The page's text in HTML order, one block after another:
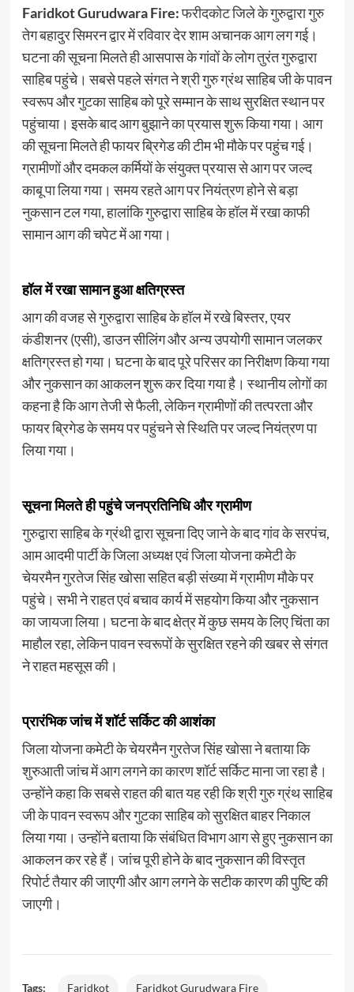
Faridkot Gurudwara Fire:फरीदकोटजिले के गुरुद्वारा गुरु
तेग बहादुर सिमरन द्वार में रविवार देर शाम अचानक आग लग गई।
घटना की सूचना मिलते ही आसपास के गांवों के लोग तुरंत गुरुद्वारा
साहिब पहुंचे। सबसे पहले संगत ने श्री गुरु ग्रंथ साहिब जी के पावन
स्वरूप और गुटका साहिब को पूरे सम्मान के साथ सुरक्षित स्थान पर
पहुंचाया। इसके बाद आग बुझाने का प्रयास शुरू किया गया। आग
की सूचना मिलते ही फायर ब्रिगेड की टीम भी मौके पर पहुंच गई।
ग्रामीणों और दमकल कर्मियों के संयुक्त प्रयास से आग पर जल्द
काबू पा लिया गया। समय रहते आग पर नियंत्रण होने से बड़ा
नुकसान टल गया, हालांकि गुरुद्वारा साहिब के हॉल में रखा काफी
सामान आग की चपेट में आ गया।
हॉल में रखा सामान हुआ क्षतिग्रस्त
आग की वजह से गुरुद्वारा साहिब के हॉल में रखे बिस्तर, एयर
कंडीशनर (एसी), डाउन सीलिंग और अन्य उपयोगी सामान जलकर
क्षतिग्रस्त हो गया। घटना के बाद पूरे परिसर का निरीक्षण किया गया
और नुकसान का आकलन शुरू कर दिया गया है। स्थानीय लोगों का
कहना है कि आग तेजी से फैली, लेकिन ग्रामीणों की तत्परता और
फायर ब्रिगेड के समय पर पहुंचने से स्थिति पर जल्द नियंत्रण पा
लिया गया।
सूचना मिलते ही पहुंचे जनप्रतिनिधि और ग्रामीण
गुरुद्वारा साहिब के ग्रंथी द्वारा सूचना दिए जाने के बाद गांव के सरपंच,
आम आदमी पार्टी के जिला अध्यक्ष एवं जिला योजना कमेटी के
चेयरमैन गुरतेज सिंह खोसा सहित बड़ी संख्या में ग्रामीण मौके पर
पहुंचे। सभी ने राहत एवं बचाव कार्य में सहयोग किया और नुकसान
का जायजा लिया। घटना के बाद क्षेत्र में कुछ समय के लिए चिंता का
माहौल रहा, लेकिन पावन स्वरूपों के सुरक्षित रहने की खबर से संगत
ने राहत महसूस की।
प्रारंभिक जांच में शॉर्ट सर्किट की आशंका
जिला योजना कमेटी के चेयरमैन गुरतेज सिंह खोसा ने बताया कि
शुरुआती जांच में आग लगने का कारण शॉर्ट सर्किट माना जा रहा है।
उन्होंने कहा कि सबसे राहत की बात यह रही कि श्री गुरु ग्रंथ साहिब
जी के पावन स्वरूप और गुटका साहिब को सुरक्षित बाहर निकाल
लिया गया। उन्होंने बताया कि संबंधित विभाग आग से हुए नुकसान का
आकलन कर रहे हैं। जांच पूरी होने के बाद नुकसान की विस्तृत
रिपोर्ट तैयार की जाएगी और आग लगने के सटीक कारण की पुष्टि की
जाएगी।
Tags: Faridkot Faridkot Gurudwara Fire